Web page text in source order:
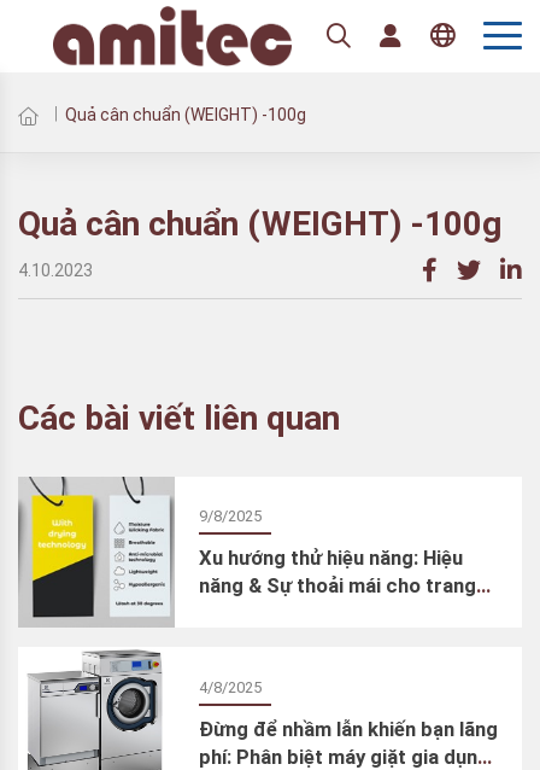
Quả cân chuẩn (WEIGHT) -100g
Quả cân chuẩn (WEIGHT) -100g
4.10.2023
Các bài viết liên quan
9/8/2025
Xu hướng thử hiệu năng: Hiệu
năng & Sự thoải mái cho trang
4/8/2025
Đừng để nhầm lẫn khiến bạn lãng
phí: Phân biệt máy giặt gia dụng